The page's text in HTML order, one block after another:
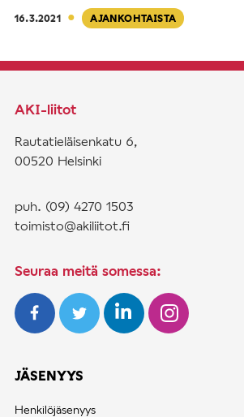
16.3.2021· AJANKOHTAISTA
AKI-liitot
Rautatieläisenkatu 6,
00520 Helsinki
puh. (09) 4270 1503
toimisto@akiliitot.fi
Seuraa meitä somessa:
JÄSENYYS
Henkilöjäsenyys